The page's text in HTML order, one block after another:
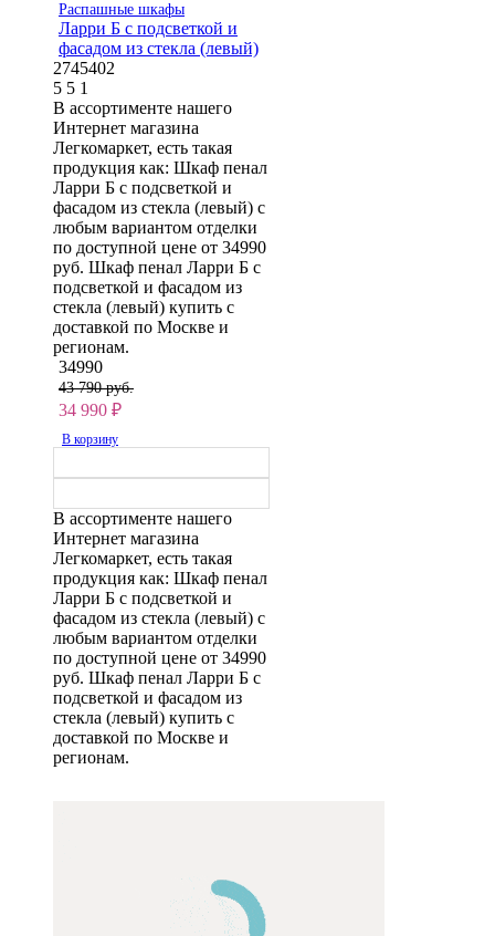
Распашные шкафы
Ларри Б с подсветкой и
фасадом из стекла (левый)
2745402
5 5 1
В ассортименте нашего
Интернет магазина
Легкомаркет, есть такая
продукция как: Шкаф пенал
Ларри Б с подсветкой и
фасадом из стекла (левый) с
любым вариантом отделки
по доступной цене от 34990
руб. Шкаф пенал Ларри Б с
подсветкой и фасадом из
стекла (левый) купить с
доставкой по Москве и
регионам.
34990
43 790 руб.
34 990 ₽
В корзину
В ассортименте нашего
Интернет магазина
Легкомаркет, есть такая
продукция как: Шкаф пенал
Ларри Б с подсветкой и
фасадом из стекла (левый) с
любым вариантом отделки
по доступной цене от 34990
руб. Шкаф пенал Ларри Б с
подсветкой и фасадом из
стекла (левый) купить с
доставкой по Москве и
регионам.